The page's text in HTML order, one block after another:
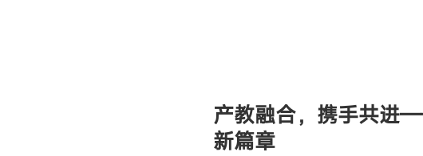
产教融合，携手共进
新篇章